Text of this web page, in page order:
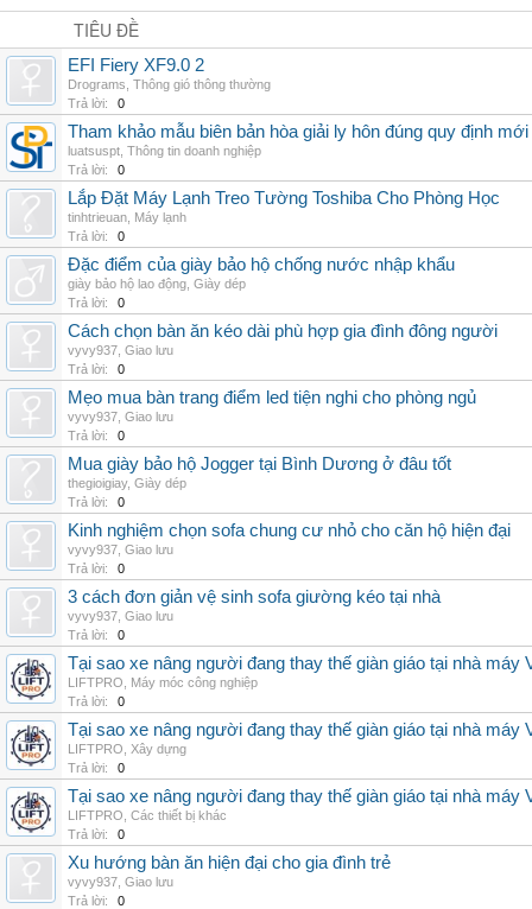
TIÊU ĐỀ
EFI Fiery XF9.0 2
Drograms Thông gió thông thường
Trả lời:
0
Tham khảo mẫu biên bản hòa giải ly hôn đúng quy định mới
luatsuspt Thông tin doanh nghiệp
Trả lời:
0
Lắp Đặt Máy Lạnh Treo Tường Toshiba Cho Phòng Học
tinhtrieuan Máy lạnh
Trả lời:
0
Đặc điểm của giày bảo hộ chống nước nhập khẩu
giày bảo hộ lao động Giày dép
Trả lời:
0
Cách chọn bàn ăn kéo dài phù hợp gia đình đông người
vyvy937 Giao lưu
Trả lời:
0
Mẹo mua bàn trang điểm led tiện nghi cho phòng ngủ
vyvy937 Giao lưu
Trả lời:
0
Mua giày bảo hộ Jogger tại Bình Dương ở đâu tốt
thegioigiay, Giày dép
Trả lời:
0
Kinh nghiệm chọn sofa chung cư nhỏ cho căn hộ hiện đại
vyvy937 Giao lưu
Trả lời:
0
3 cách đơn giản vệ sinh sofa giường kéo tại nhà
vyvy937 Giao lưu
Trả lời:
0
Tại sao xe nâng người đang thay thế giàn giáo tại nhà máy
LIFTPRO
Máy móc công nghiệp
Trả lời:
0
Tại sao xe nâng người đang thay thế giàn giáo tại nhà máy
LIFTPRO
Xây dựng
Trả lời:
0
Tại sao xe nâng người đang thay thế giàn giáo tại nhà máy
LIFTPRO Các thiết bị khác
Trả lời:
0
Xu hướng bàn ăn hiện đại cho gia đình trẻ
vyvy937 Giao lưu
Trả lời:
0